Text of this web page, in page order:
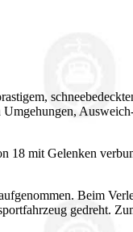
18 mit Gelenken
Beim
gedreht.